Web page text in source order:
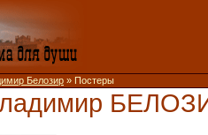
Белозир » Постеры